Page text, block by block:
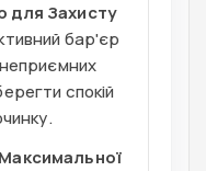
для Захисту
бар'єр
спокій